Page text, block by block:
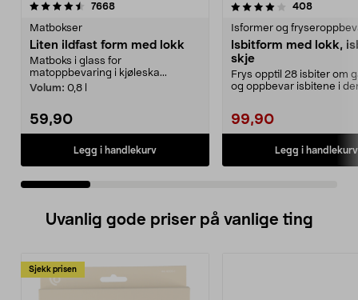
7668anmeldelser
Matbokser
Liten ildfast form med lokk
Matboks i glass for
matoppbevaring i kjøleska...
Volum: 0,8 l
59,90
Legg i handlekurv
4.0 av 5 stjerner 408
Isformer og
Isbitform med lokk,
skje
Frys opptil 28 isbiter om
og oppbevar isbitene i
99,90
Legg i handlekurv
4.5 av 5 stjerner
Uvanlig gode priser på vanlige ting
Sjekk prisen